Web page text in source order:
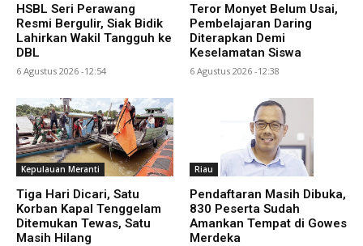
HSBL Seri Perawang
Resmi Bergulir, Siak Bidik
Lahirkan Wakil Tangguh ke
DBL
6 Agustus 2026 -12:54
Teror Monyet Belum Usai,
Pembelajaran Daring
Diterapkan Demi
Keselamatan Siswa
6 Agustus 2026 -12:38
Kepulauan Meranti
Tiga Hari Dicari, Satu
Korban Kapal Tenggelam
Ditemukan Tewas, Satu
Masih Hilang
Riau
Pendaftaran Masih Dibuka,
830 Peserta Sudah
Amankan Tempat di Gowes
Merdeka